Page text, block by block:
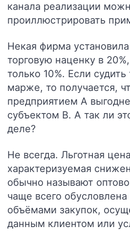
канала реализации
проиллюстрировать
Некая фирма
торговую наценку в
только 10%. Если судить
марже, то получается,
предприятием А
субъектом B. А так ли
деле?
Не всегда. Льготная
характеризуемая
обычно называют
чаще всего
объёмами закупок,
данным клиентом или